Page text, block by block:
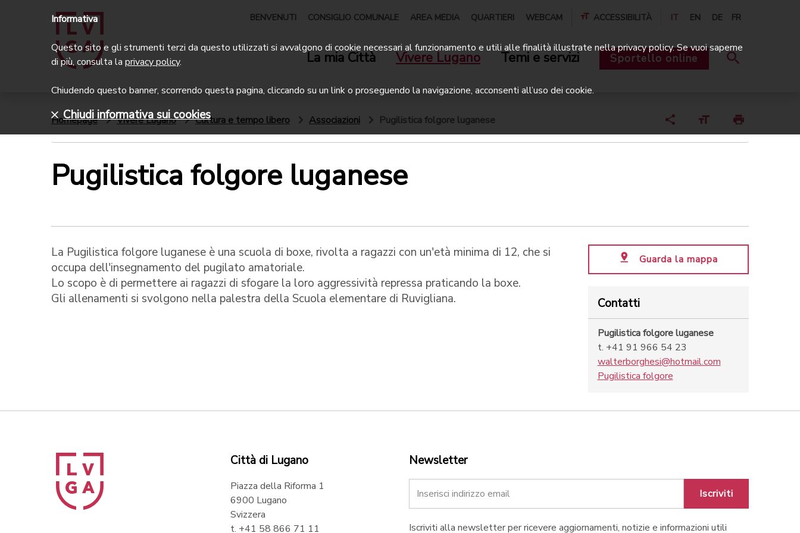
BENVENUTI CONSIGLIO COMUNALE AREA MEDIA QUARTIERI WEBCAM ACCESSIBILITÀ IT EN DE FR
La mia Città Vivere Lugano Temi e servizi Sportello online
Homepage Vivere Lugano Cultura e tempo libero Associazioni Pugilistica folgore luganese
Pugilistica folgore luganese
La Pugilistica folgore luganese è una scuola di boxe, rivolta a ragazzi con un'età minima di 12, che si
occupa dell'insegnamento del pugilato amatoriale.
Lo scopo è di permettere ai ragazzi di sfogare la loro aggressività repressa praticando la boxe.
Gli allenamenti si svolgono nella palestra della Scuola elementare di Ruvigliana.
Guarda la mappa
Contatti
Pugilistica folgore luganese
t. +41 91 966 54 23
walterborghesi@hotmail.com
Pugilistica folgore
Città di Lugano
Piazza della Riforma 1
6900 Lugano
Svizzera
t. +41 58 866 71 11
Newsletter
Iscriviti
Iscriviti alla newsletter per ricevere aggiornamenti, notizie e informazioni utili
Informativa
Questo sito e gli strumenti terzi da questo utilizzati si avvalgono di cookie necessari al funzionamento e utili alle finalità illustrate nella privacy policy. Se vuoi saperne
di più, consulta la privacy policy.
Chiudendo questo banner, scorrendo questa pagina, cliccando su un link o proseguendo la navigazione, acconsenti all’uso dei cookie.
Chiudi informativa sui cookies